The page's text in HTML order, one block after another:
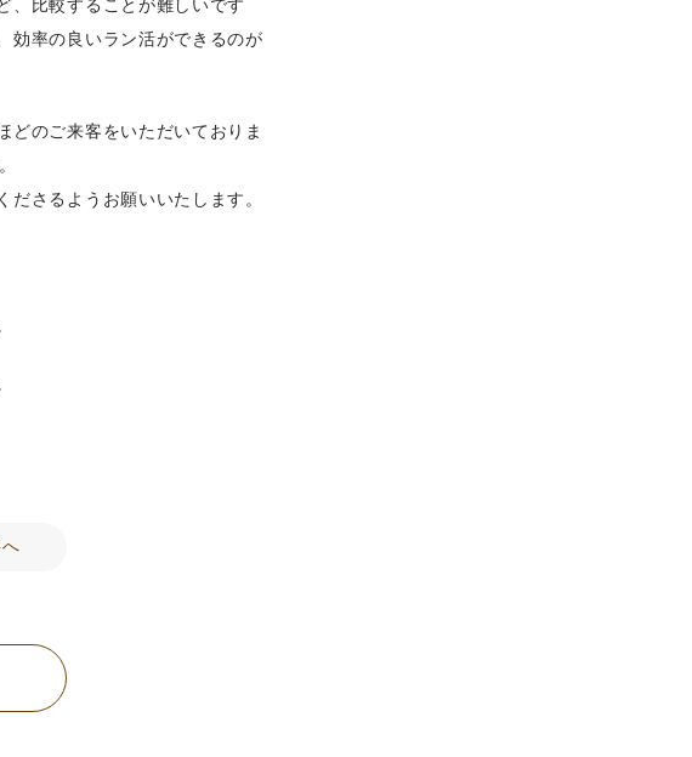
、比較することが難しいです
効率の良いラン活ができるのが
どのご来客をいただいておりま
さるようお願いいたします。